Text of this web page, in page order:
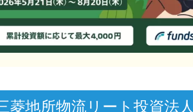
菱地所物流リート投資法人